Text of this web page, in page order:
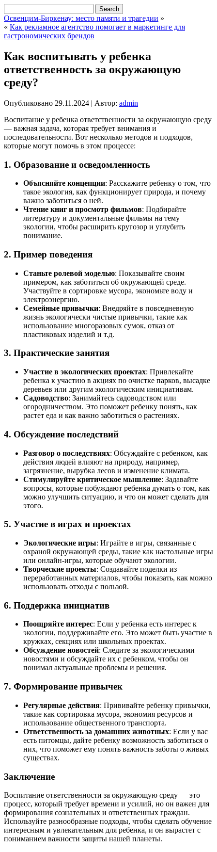
Освенцим-Биркенау: место памяти и трагедии »
« Как рекламное агентство помогает в маркетинге для
гастрономических брендов
Как воспитывать у ребенка
ответственность за окружающую
среду?
Опубликовано 29.11.2024 | Автор: admin
Воспитание у ребенка ответственности за окружающую среду
— важная задача, которая требует внимания и
последовательности. Вот несколько методов и подходов,
которые могут помочь в этом процессе:
1. Образование и осведомленность
Объясняйте концепции: Расскажите ребенку о том, что
такое экология, как функционирует природа, и почему
важно заботиться о ней.
Чтение книг и просмотр фильмов: Подбирайте
литературу и документальные фильмы на тему
экологии, чтобы расширить кругозор и углубить
понимание.
2. Пример поведения
Станьте ролевой моделью: Показывайте своим
примером, как заботиться об окружающей среде.
Участвуйте в сортировке мусора, экономьте воду и
электроэнергию.
Семейные привычки: Внедряйте в повседневную
жизнь экологически чистые привычки, такие как
использование многоразовых сумок, отказ от
пластиковых изделий и т.д.
3. Практические занятия
Участие в экологических проектах: Привлекайте
ребенка к участию в акциях по очистке парков, высадке
деревьев или другим экологическим инициативам.
Садоводство: Занимайтесь садоводством или
огородничеством. Это поможет ребенку понять, как
растет еда и как важно заботиться о растениях.
4. Обсуждение последствий
Разговор о последствиях: Обсуждайте с ребенком, как
действия людей влияют на природу, например,
загрязнение, вырубка лесов и изменение климата.
Стимулируйте критическое мышление: Задавайте
вопросы, которые побуждают ребенка думать о том, как
можно улучшить ситуацию, и что он может сделать для
этого.
5. Участие в играх и проектах
Экологические игры: Играйте в игры, связанные с
охраной окружающей среды, такие как настольные игры
или онлайн-игры, которые обучают экологии.
Творческие проекты: Создавайте поделки из
переработанных материалов, чтобы показать, как можно
использовать отходы с пользой.
6. Поддержка инициатив
Поощряйте интерес: Если у ребенка есть интерес к
экологии, поддерживайте его. Это может быть участие в
кружках, секциях или школьных проектах.
Обсуждение новостей: Следите за экологическими
новостями и обсуждайте их с ребенком, чтобы он
понимал актуальные проблемы и решения.
7. Формирование привычек
Регулярные действия: Прививайте ребенку привычки,
такие как сортировка мусора, экономия ресурсов и
использование общественного транспорта.
Ответственность за домашних животных: Если у вас
есть питомцы, дайте ребенку возможность заботиться о
них, что поможет ему понять важность заботы о живых
существах.
Заключение
Воспитание ответственности за окружающую среду — это
процесс, который требует времени и усилий, но он важен для
формирования сознательных и ответственных граждан.
Используйте разнообразные подходы, чтобы сделать обучение
интересным и увлекательным для ребенка, и он вырастет с
пониманием важности защиты нашей планеты.